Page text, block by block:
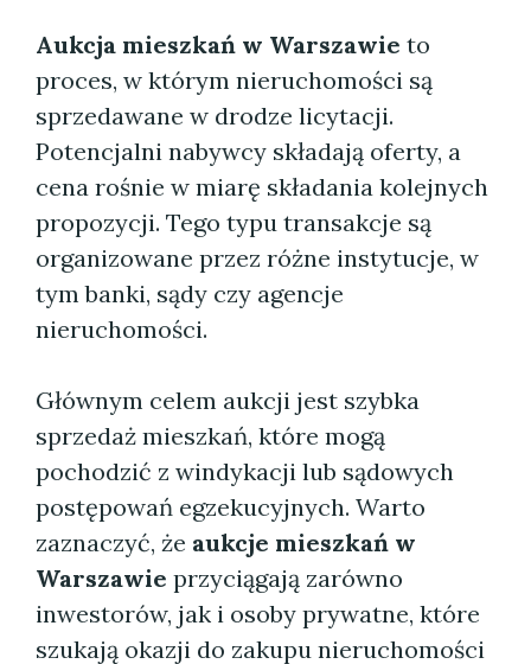
Aukcja mieszkań w Warszawie to
proces, w którym nieruchomości są
sprzedawane w drodze licytacji.
Potencjalni nabywcy składają oferty, a
cena rośnie w miarę składania kolejnych
propozycji. Tego typu transakcje są
organizowane przez różne instytucje, w
tym banki, sądy czy agencje
nieruchomości.
Głównym celem aukcji jest szybka
sprzedaż mieszkań, które mogą
pochodzić z windykacji lub sądowych
postępowań egzekucyjnych. Warto
zaznaczyć, że aukcje mieszkań w
Warszawie przyciągają zarówno
inwestorów, jak i osoby prywatne, które
szukają okazji do zakupu nieruchomości